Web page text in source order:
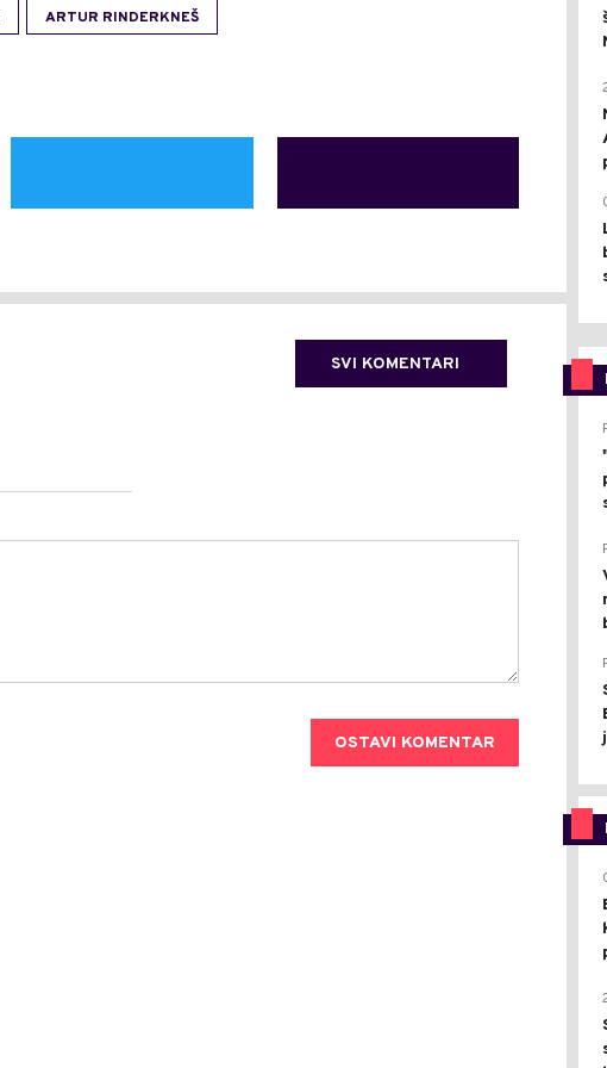
ARTUR RINDERKNEŠ
SVI KOMENTARI
OSTAVI KOMENTAR